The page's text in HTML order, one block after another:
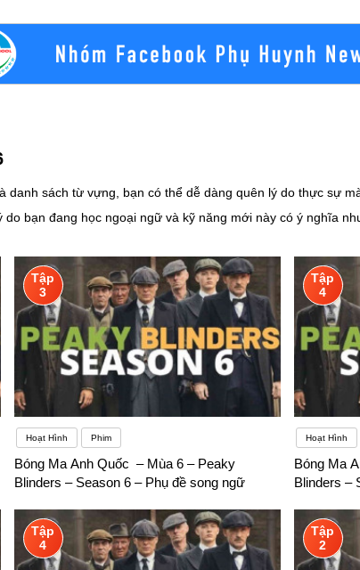
danh sách từ vựng, bạn có thể dễ dàng quên lý do thực sự
do bạn đang học ngoại ngữ và kỹ năng mới này có ý nghĩa
vì lỡ cảm mến một anh chàng, cô nàng Anh quốc. Có
vì lý do gì cả. Họ không yêu thích, không có mục đích
người học tiếng Anh nói riêng và học ngoại ngữ nói
Tập
3
Hoạt Hình Phim
Bóng Ma Anh Quốc – Mùa 6 – Peaky
Blinders – Season 6 – Phụ đề song ngữ
Tập
4
Hoạt Hình
Bóng Ma
Blinders –
Tập
4
Tập
2